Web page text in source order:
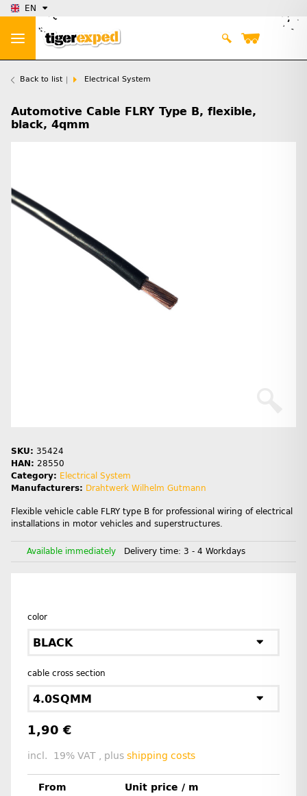
EN
Back to list Electrical System
Automotive Cable FLRY Type B, flexible,
black, 4qmm
SKU: 35424
HAN: 28550
Category: Electrical System
Manufacturers: Drahtwerk Wilhelm Gutmann
Flexible vehicle cable FLRY type B for professional wiring of electrical
installations in motor vehicles and superstructures.
Available immediately Delivery time: 3 - 4 Workdays
color
BLACK
cable cross section
4.0SQMM
1,90 €
incl. 19% VAT , plus shipping costs
From Unit price / m